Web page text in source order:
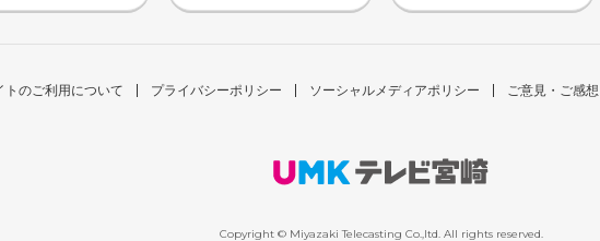
トのご利用について プライバシーポリシー ソーシャルメディアポリシー ご意見・ご感想
Copyright © Miyazaki Telecasting Co.,ltd. All rights reserved.